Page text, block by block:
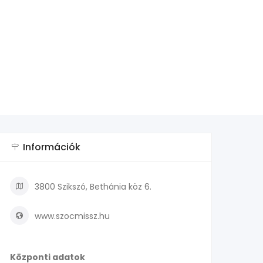
Információk
3800 Szikszó, Bethánia köz 6.
www.szocmissz.hu
Központi adatok